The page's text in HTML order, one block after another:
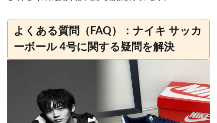
よくある質問（FAQ）：ナイキ サッカ
ーボール 4号に関する疑問を解決